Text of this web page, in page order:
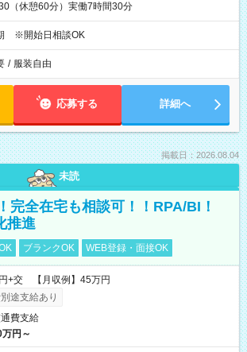
（休憩60分）実働7時間30分
※開始日相談OK
/ 服装自由
応募する 詳細へ
掲載日：2026.08.04
未読
完全在宅も相談可！！RPA/BI！
推進
ブランクOK WEB登録・面接OK
+交 【月収例】45万円
途支給あり
費支給
円～